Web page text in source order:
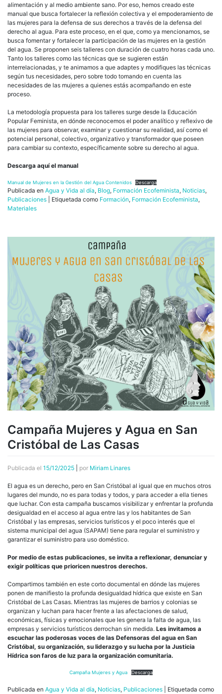
alimentación y al medio ambiente sano. Por eso, hemos creado este
manual que busca fortalecer la reflexión colectiva y el empoderamiento de
las mujeres para la defensa de sus derechos a través de la defensa del
derecho al agua. Para este proceso, en el que, como ya mencionamos, se
busca fomentar y fortalecer la participación de las mujeres en la gestión
del agua. Se proponen seis talleres con duración de cuatro horas cada uno.
Tanto los talleres como las técnicas que se sugieren están
interrelacionadas, y te animamos a que adaptes y modifiques las técnicas
según tus necesidades, pero sobre todo tomando en cuenta las
necesidades de las mujeres a quienes estás acompañando en este
proceso.
La metodología propuesta para los talleres surge desde la Educación
Popular Feminista, en dónde reconocemos el poder analítico y reflexivo de
las mujeres para observar, examinar y cuestionar su realidad, así como el
potencial personal, colectivo, organizativo y transformador que poseen
para cambiar su contexto, específicamente sobre su derecho al agua.
Descarga aquí el manual
Manual de Mujeres en la Gestión del Agua Contenidos Descarga
Publicada en Agua y Vida al día, Blog, Formación Ecofeminista, Noticias,
Publicaciones
Etiquetada como Formación, Formación Ecofeminista,
Materiales
Campaña Mujeres y Agua en San
Cristóbal de Las Casas
Publicada el 15/12/2025 por Miriam Linares
El agua es un derecho, pero en San Cristóbal al igual que en muchos otros
lugares del mundo, no es para todas y todos, y para acceder a ella tienes
que luchar. Con esta campaña buscamos visibilizar y enfrentar la profunda
desigualdad en el acceso al agua entre las y los habitantes de San
Cristóbal y las empresas, servicios turísticos y el poco interés que el
sistema municipal del agua (SAPAM) tiene para regular el suministro y
garantizar el suministro para uso doméstico.
Por medio de estas publicaciones, se invita a reflexionar, denunciar y
exigir políticas que prioricen nuestros derechos.
Compartimos también en este corto documental en dónde las mujeres
ponen de manifiesto la profunda desigualdad hídrica que existe en San
Cristóbal de Las Casas. Mientras las mujeres de barrios y colonias se
organizan y luchan para hacer frente a las afectaciones de salud,
económicas, físicas y emocionales que les genera la falta de agua, las
empresas y servicios turísticos derrochan sin medida. Les invitamos a
escuchar las poderosas voces de las Defensoras del agua en San
Cristóbal, su organización, su liderazgo y su lucha por la Justicia
Hídrica son faros de luz para la organización comunitaria.
Campaña Mujeres y Agua Descarga
Publicada en Agua y Vida al día, Noticias, Publicaciones
Etiquetada como